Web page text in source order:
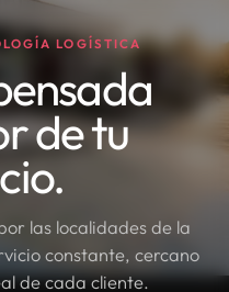
LOGÍSTICA
de tu
las localidades de la
constante, cercano
de cada cliente.